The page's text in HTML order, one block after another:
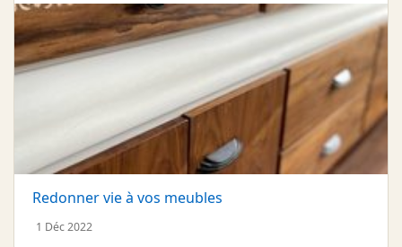
Redonner vie à vos meubles
1 Déc 2022